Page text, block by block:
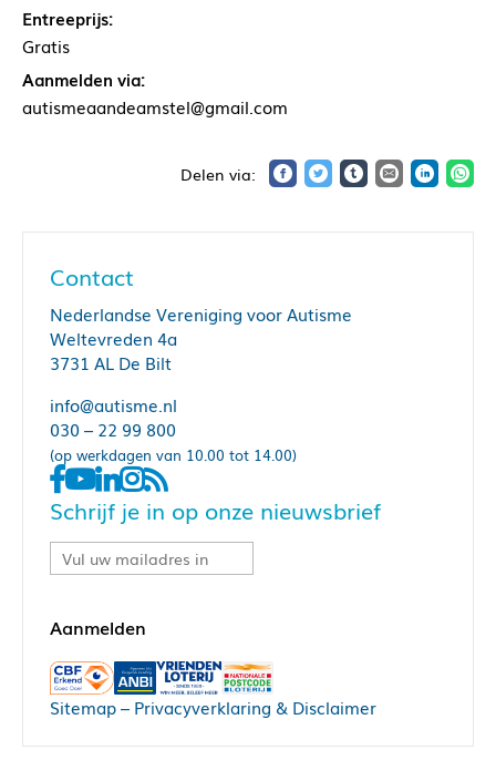
Entreeprijs:
Gratis
Aanmelden via:
autismeaandeamstel@gmail.com
Contact
Nederlandse Vereniging voor Autisme
Weltevreden 4a
3731 AL De Bilt
info@autisme.nl
030 – 22 99 800
(op werkdagen van 10.00 tot 14.00)
Schrijf je in op onze nieuwsbrief
Sitemap– Privacyverklaring & Disclaimer